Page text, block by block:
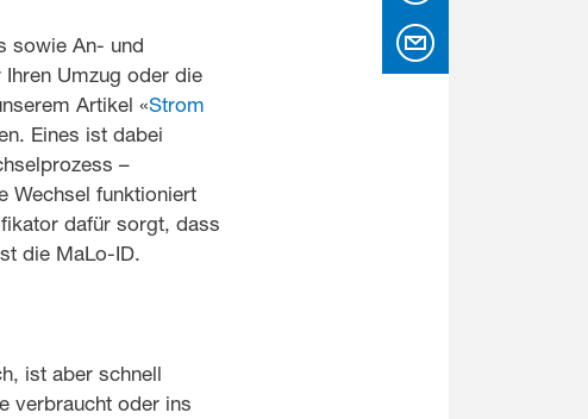
sowie An- und
Umzug oder die
Artikel «Strom
Eines ist dabei
–
Wechsel funktioniert
dafür sorgt, dass
die MaLo-ID.
ist aber schnell
verbraucht oder ins